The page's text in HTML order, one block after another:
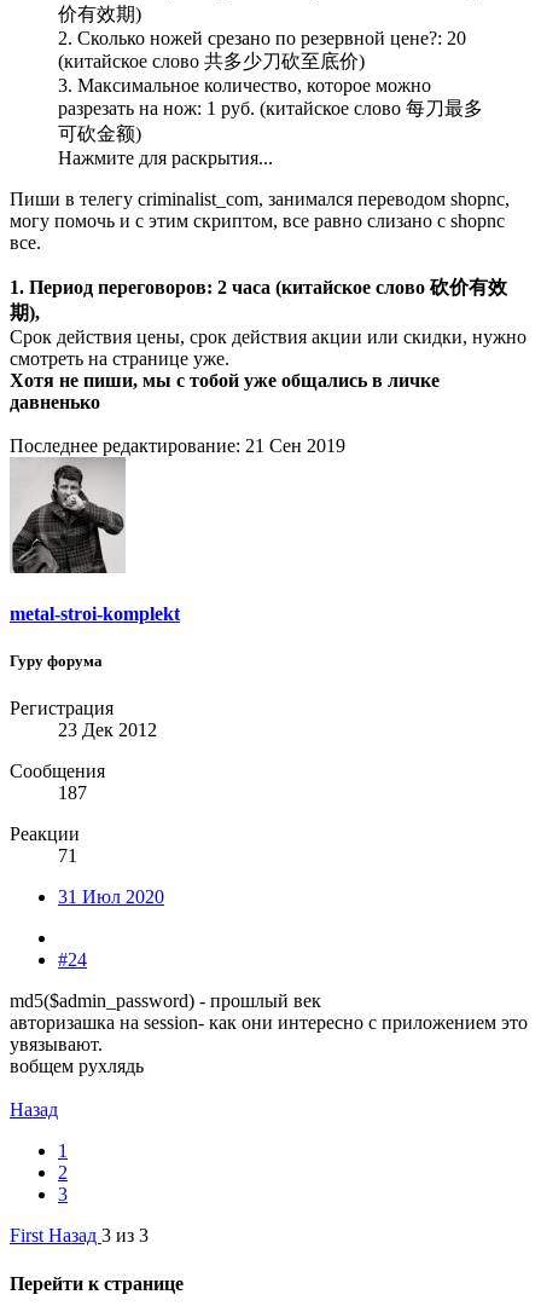
价有效期)
2. Сколько ножей срезано по резервной цене?: 20
(китайское слово 共多少刀砍至底价)
3. Максимальное количество, которое можно
разрезать на нож: 1 руб. (китайское слово 每刀最多
可砍金额)
Нажмите для раскрытия...
Пиши в телегу criminalist_com, занимался переводом shopnc,
могу помочь и с этим скриптом, все равно слизано с shopnc
все.
1. Период переговоров: 2 часа (китайское слово 砍价有效
期),
Срок действия цены, срок действия акции или скидки, нужно
смотреть на странице уже.
Хотя не пиши, мы с тобой уже общались в личке
давненько
Последнее редактирование: 21 Сен 2019
metal-stroi-komplekt
Гуру форума
Регистрация
23 Дек 2012
Сообщения
187
Реакции
71
31 Июл 2020
#24
md5($admin_password) - прошлый век
авторизашка на session- как они интересно с приложением это
увязывают.
вобщем рухлядь
Назад
1
2
3
First Назад 3 из 3
Перейти к странице